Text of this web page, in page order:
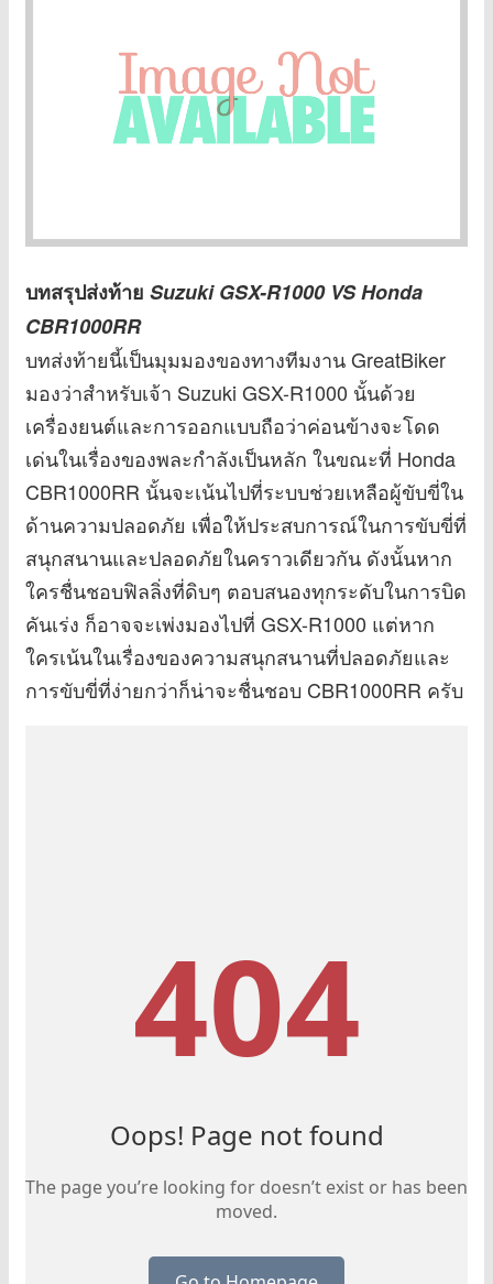
บทสรุปส่งท้าย Suzuki GSX-R1000 VS Honda
CBR1000RR
บทส่งท้ายนี้เป็นมุมมองของทางทีมงาน GreatBiker
มองว่าสำหรับเจ้า Suzuki GSX-R1000 นั้นด้วย
เครื่องยนต์และการออกแบบถือว่าค่อนข้างจะโดด
เด่นในเรื่องของพละกำลังเป็นหลัก ในขณะที่ Honda
CBR1000RR นั้นจะเน้นไปที่ระบบช่วยเหลือผู้ขับขี่ใน
ด้านความปลอดภัย เพื่อให้ประสบการณ์ในการขับขี่ที่
สนุกสนานและปลอดภัยในคราวเดียวกัน ดังนั้นหาก
ใครชื่นชอบฟิลลิ่งที่ดิบๆ ตอบสนองทุกระดับในการบิด
คันเร่ง ก็อาจจะเพ่งมองไปที่ GSX-R1000 แต่หาก
ใครเน้นในเรื่องของความสนุกสนานที่ปลอดภัยและ
การขับขี่ที่ง่ายกว่าก็น่าจะชื่นชอบ CBR1000RR ครับ